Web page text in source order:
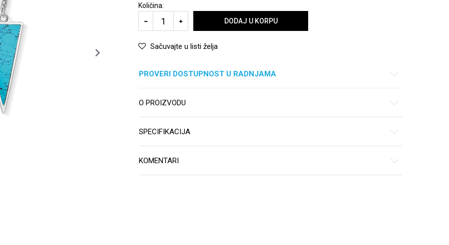
Količina:
DODAJ U KORPU
Sačuvajte u listi želja
PROVERI DOSTUPNOST U RADNJAMA
O PROIZVODU
SPECIFIKACIJA
KOMENTARI